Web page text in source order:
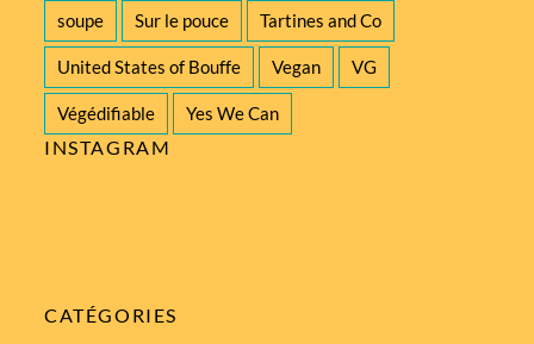
soupe Sur le pouce Tartines and Co
United States of Bouffe Vegan VG
Végédifiable Yes We Can
INSTAGRAM
CATÉGORIES